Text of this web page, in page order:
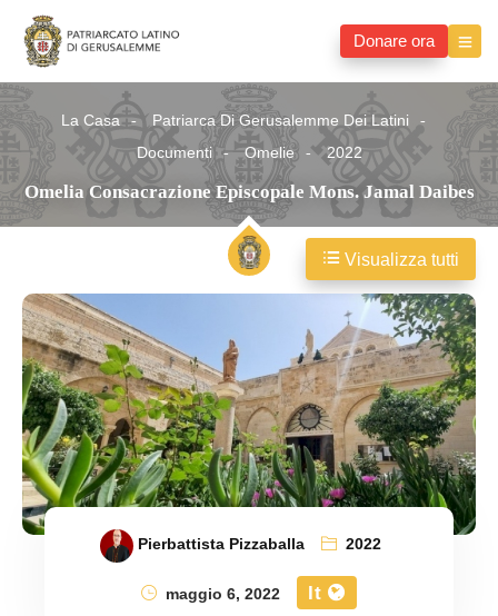
Donare ora
La Casa
Patriarca Di Gerusalemme Dei Latini
Documenti
Omelie 2022
Omelia Consacrazione Episcopale Mons. Jamal Daibes
Pierbattista Pizzaballa
2022
maggio 6, 2022
It
Visualizza tutti